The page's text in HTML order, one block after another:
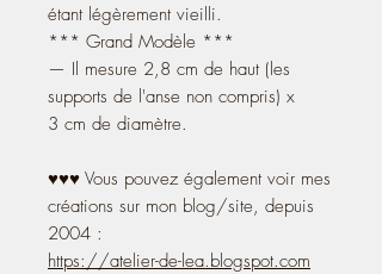
étant légèrement vieilli.
*** Grand Modèle ***
— Il mesure 2,8 cm de haut (les
supports de l'anse non compris) x
3 cm de diamètre.
♥♥♥ Vous pouvez également voir mes
créations sur mon blog/site, depuis
2004 :
https://atelier-de-lea.blogspot.com